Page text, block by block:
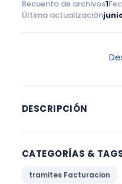
Recuento de archivos1
Última actualización
DESCRIPCIÓN
CATEGORÍAS &
tramites Facturacion